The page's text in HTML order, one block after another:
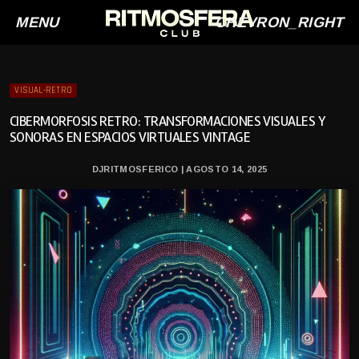
MENU CHEVRON_RIGHT
VISUAL-RETRO
CIBERMORFOSIS RETRO: TRANSFORMACIONES VISUALES Y
SONORAS EN ESPACIOS VIRTUALES VINTAGE
DJRITMOSFERICO | AGOSTO 14, 2025